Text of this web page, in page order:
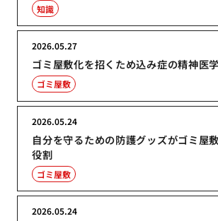
知識
ゴミ屋敷化を招くため込み症の精神医
2026.05.27
ゴミ屋敷
自分を守るための防護グッズがゴミ屋
役割
2026.05.24
ゴミ屋敷
2026.05.24